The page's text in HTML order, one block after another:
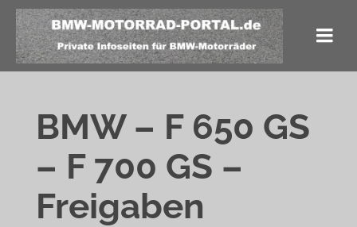
BMW – F 650 GS
– F 700 GS –
Freigaben